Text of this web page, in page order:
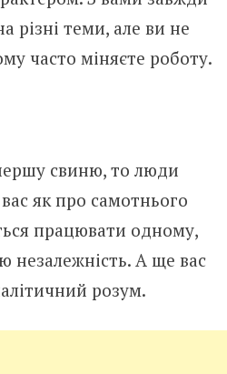
різні теми, але ви не
часто міняєте роботу.
свиню, то люди
як про самотнього
працювати одному,
незалежність. А ще вас
розум.